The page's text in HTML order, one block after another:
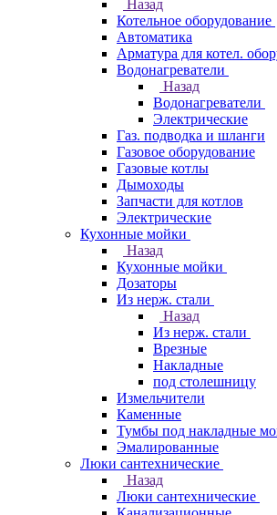
Назад
Котельное оборудование
Автоматика
Арматура для котел.
Водонагреватели
Назад
Водонагреватели
Электрические
Газ. подводка и шланги
Газовое оборудование
Газовые котлы
Дымоходы
Запчасти для котлов
Электрические
Кухонные мойки
Назад
Кухонные мойки
Дозаторы
Из нерж. стали
Назад
Из нерж. стали
Врезные
Накладные
под столешницу
Измельчители
Каменные
Тумбы под накладные
Эмалированные
Люки сантехнические
Назад
Люки сантехнические